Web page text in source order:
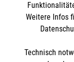
Mediathek
Sharepoint
Empfänger:
IBAN:
Soziale
Weitere Infos
Technisch